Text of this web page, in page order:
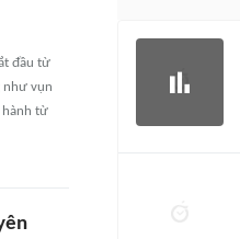
đầu từ
như vụn
hành từ